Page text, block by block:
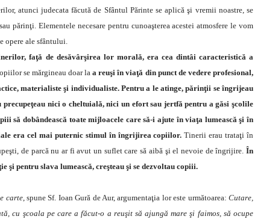
atunci judecata făcută de Sfântul Părinte se aplică şi vremii noastre, se
părinţi. Elementele necesare pentru cunoaşterea acestei atmosfere le vom
opere ale sfântului.
faţă de desăvârşirea lor morală, era cea dintâi caracteristică a
se mărgineau doar la a reuşi în viaţă din punct de vedere profesional,
materialiste şi individualiste. Pentru a le atinge, părinţii se îngrijeau
precupeţeau nici o cheltuială, nici un efort sau jertfă pentru a găsi şcolile
să dobândească toate mijloacele care să-i ajute în viaţa lumească şi în
era cel mai puternic stimul în îngrijirea copiilor. Tinerii erau trataţi în
de parcă nu ar fi avut un suflet care să aibă şi el nevoie de îngrijire. În
şi pentru slava lumească, creşteau şi se dezvoltau copiii.
carte, spune Sf. Ioan Gură de Aur, argumentaţia lor este următoarea: Cutare,
cu şcoala pe care a făcut-o a reuşit să ajungă mare şi faimos, să ocupe